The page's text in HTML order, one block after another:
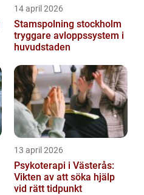
14 april 2026
Stamspolning stockholm
tryggare avloppssystem i
huvudstaden
13 april 2026
Psykoterapi i Västerås:
Vikten av att söka hjälp
vid rätt tidpunkt